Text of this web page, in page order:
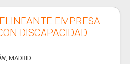
EMPRESA
DISCAPACIDAD
, MADRID